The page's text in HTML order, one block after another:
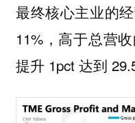
最终核心主业的
11%，高于总营
提升 1pct 达到